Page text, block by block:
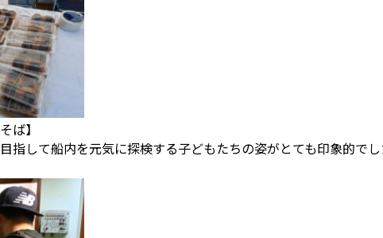
】
指して船内を元気に探検する子どもたちの姿がとても印象的でし